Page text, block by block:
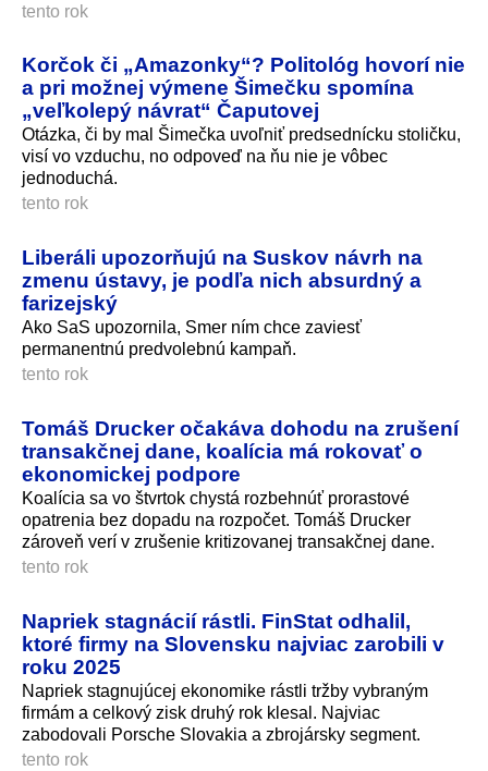
tento rok
Korčok či „Amazonky“? Politológ hovorí nie
a pri možnej výmene Šimečku spomína
„veľkolepý návrat“ Čaputovej
Otázka, či by mal Šimečka uvoľniť predsednícku stoličku,
visí vo vzduchu, no odpoveď na ňu nie je vôbec
jednoduchá.
tento rok
Liberáli upozorňujú na Suskov návrh na
zmenu ústavy, je podľa nich absurdný a
farizejský
Ako SaS upozornila, Smer ním chce zaviesť
permanentnú predvolebnú kampaň.
tento rok
Tomáš Drucker očakáva dohodu na zrušení
transakčnej dane, koalícia má rokovať o
ekonomickej podpore
Koalícia sa vo štvrtok chystá rozbehnúť prorastové
opatrenia bez dopadu na rozpočet. Tomáš Drucker
zároveň verí v zrušenie kritizovanej transakčnej dane.
tento rok
Napriek stagnácií rástli. FinStat odhalil,
ktoré firmy na Slovensku najviac zarobili v
roku 2025
Napriek stagnujúcej ekonomike rástli tržby vybraným
firmám a celkový zisk druhý rok klesal. Najviac
zabodovali Porsche Slovakia a zbrojársky segment.
tento rok